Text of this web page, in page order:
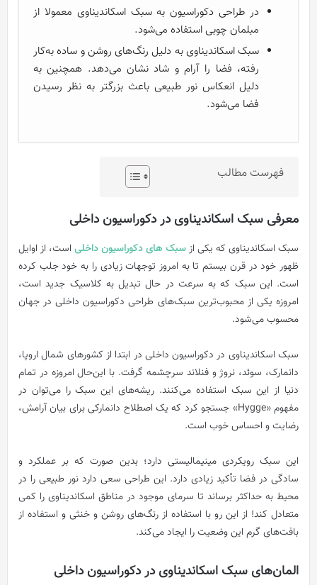
در طراحی دکوراسیون به سبک اسکاندیناوی معمولا از
مبلمان چوبی استفاده می‌شود.
سبک اسکاندیناوی به دلیل رنگ‌های روشن و ساده به‌کار
رفته، فضا را آرام و شاد نشان می‌دهد. همچنین به
دلیل انعکاس نور طبیعی باعث بزرگتر به نظر رسیدن
فضا می‌شود.
فهرست مطالب
معرفی سبک اسکاندیناوی در دکوراسیون داخلی
سبک اسکاندیناوی که یکی ازسبک های دکوراسیون داخلیاست، از اوایل
ظهور خود در قرن بیستم تا به امروز توجهات زیادی را به خود جلب کرده
است. این سبک که به سرعت در حال تبدیل به کلاسیک جدید است،
امروزه یکی از محبوب‌ترین سبک‌های طراحی دکوراسیون داخلی در جهان
محسوب می‌شود.
سبک اسکاندیناوی در دکوراسیون داخلی در ابتدا از کشورهای شمال اروپا،
دانمارک، سوئد، نروژ و فنلاند سرچشمه گرفت. با این‌حال امروزه در تمام
دنیا از این سبک استفاده می‌کنند. ریشه‌های این سبک را می‌توان در
مفهوم «Hygge» جستجو کرد که یک اصطلاح دانمارکی برای بیان آرامش،
رضایت و احساس خوب است.
این سبک رویکردی مینیمالیستی دارد؛ بدین صورت که بر عملکرد و
سادگی در فضا تأکید زیادی دارد. این طراحی سعی دارد نور طبیعی را در
محیط به حداکثر برساند تا سرمای موجود در مناطق اسکاندیناوی را کمی
متعادل کند! از این رو با استفاده از رنگ‌های روشن و خنثی و استفاده از
بافت‌های گرم این وضعیت را ایجاد می‌کند.
المان‌های سبک اسکاندیناوی در دکوراسیون داخلی